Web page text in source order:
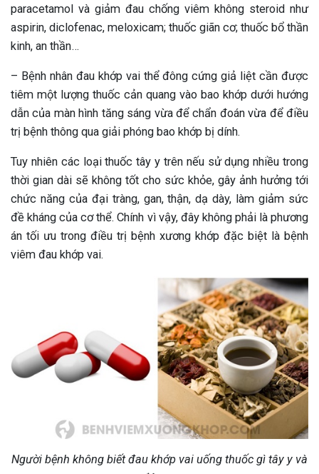
paracetamol và giảm đau chống viêm không steroid như
aspirin, diclofenac, meloxicam; thuốc giãn cơ; thuốc bổ thần
kinh, an thần…
– Bệnh nhân đau khớp vai thể đông cứng giả liệt cần được
tiêm một lượng thuốc cản quang vào bao khớp dưới hướng
dẫn của màn hình tăng sáng vừa để chẩn đoán vừa để điều
trị bệnh thông qua giải phóng bao khớp bị dính.
Tuy nhiên các loại thuốc tây y trên nếu sử dụng nhiều trong
thời gian dài sẽ không tốt cho sức khỏe, gây ảnh hưởng tới
chức năng của đại tràng, gan, thận, dạ dày, làm giảm sức
đề kháng của cơ thể. Chính vì vậy, đây không phải là phương
án tối ưu trong điều trị bệnh xương khớp đặc biệt là bệnh
viêm đau khớp vai.
Người bệnh không biết đau khớp vai uống thuốc gì tây y và